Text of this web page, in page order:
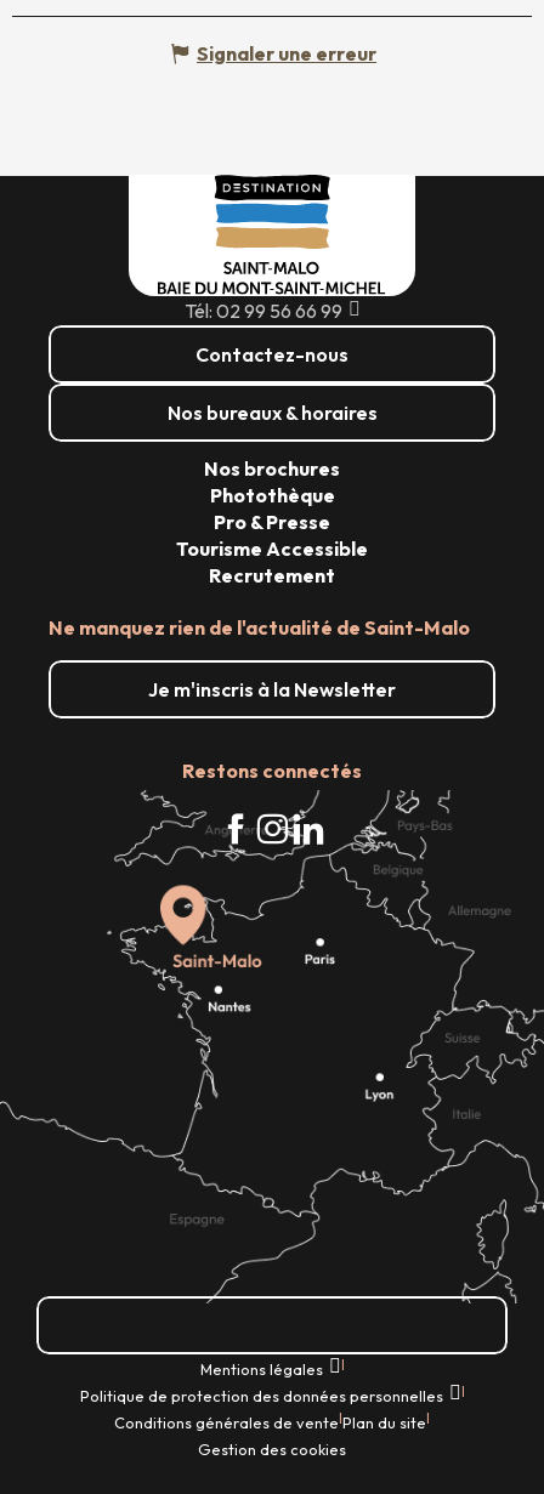
Signaler une erreur
Tél: 02 99 56 66 99
Contactez-nous
Nos bureaux & horaires
Ne manquez rien de l'actualité de Saint-Malo
Je m'inscris à la Newsletter
Restons connectés
Nos brochures
Photothèque
Pro & Presse
Tourisme Accessible
Recrutement
Mentions légales |
Politique de protection des données personnelles |
Conditions générales de vente|Plan du site|
Gestion des cookies